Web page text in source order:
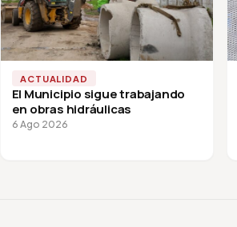
ACTUALIDAD
El Municipio sigue trabajando
en obras hidráulicas
6 Ago 2026